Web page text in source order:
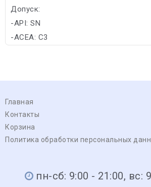
Допуск:
-API: SN
-ACEA: C3
Главная
Контакты
Корзина
Политика обработки персональных
пн-сб: 9:00 - 21:00, вс: